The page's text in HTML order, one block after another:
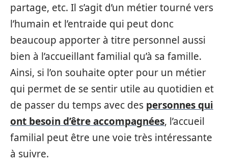
partage, etc. Il s’agit d’un métier tourné vers
l’humain et l’entraide qui peut donc
beaucoup apporter à titre personnel aussi
bien à l’accueillant familial qu’à sa famille.
Ainsi, si l’on souhaite opter pour un métier
qui permet de se sentir utile au quotidien et
de passer du temps avec des personnes qui
ont besoin d’être accompagnées, l’accueil
familial peut être une voie très intéressante
à suivre.